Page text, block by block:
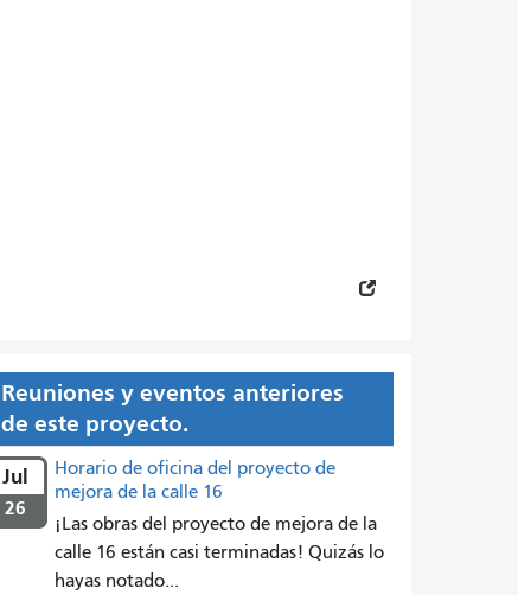
Reuniones y eventos anteriores
de este proyecto.
Jul
26
Horario de oficina del proyecto de
mejora de la calle 16
¡Las obras del proyecto de mejora de la
calle 16 están casi terminadas! Quizás lo
hayas notado...